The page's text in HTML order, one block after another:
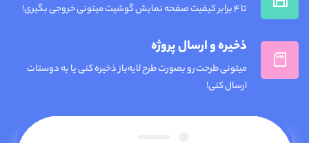
تا 4 برابر کیفیت صفحه نمایش گوشیت میتونی خروجی بگیری!
ذخیره و ارسال پروژه
میتونی طرحت رو بصورت طرح لایه‌باز ذخیره کنی یا به دوستات
ارسال کنی!